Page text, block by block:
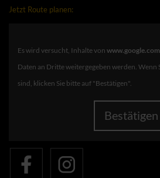
Jetzt Route planen:
Es wird versucht, Inhalte von www.google.com
Daten an Dritte weitergegeben werden. Wenn Sie damit einverstanden
sind, klicken Sie bitte auf "Bestätigen".
Bestätigen